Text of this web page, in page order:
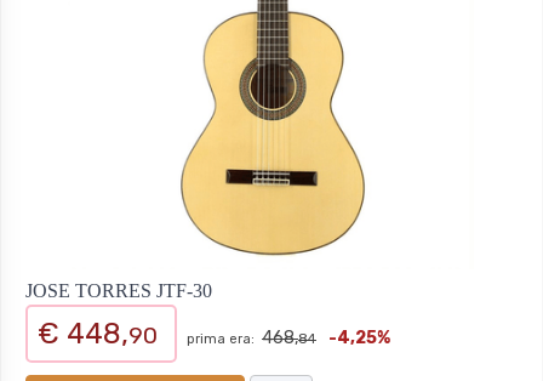
JOSE TORRES JTF-30
€ 448,90 prima era: 468,84 -4,25%